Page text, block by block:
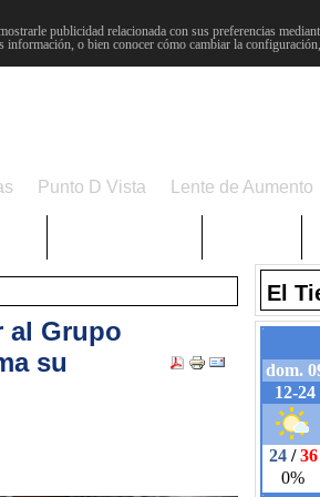
publicidad relacionada con sus preferencias
información, o bien conocer cómo cambiar la
Punto D Vista Lente de Aumento
al Grupo
su
El